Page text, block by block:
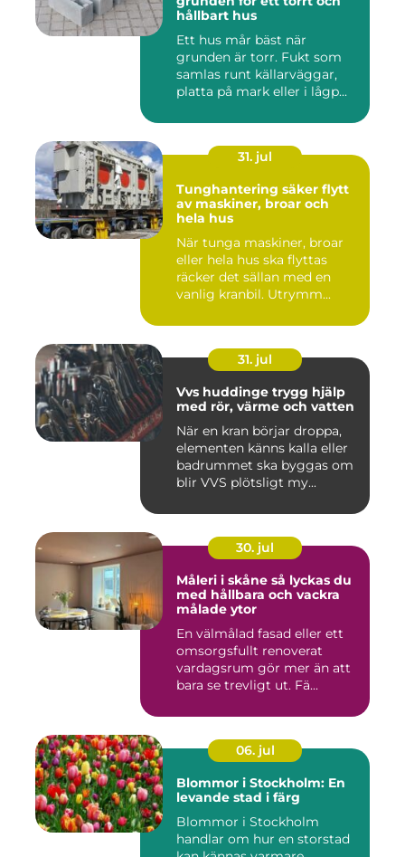
hållbart hus
Ett hus mår bäst när
grunden är torr. Fukt som
samlas runt källarväggar,
platta på mark eller i lågp...
31. jul
Tunghantering säker flytt
av maskiner, broar och
hela hus
När tunga maskiner, broar
eller hela hus ska flyttas
räcker det sällan med en
vanlig kranbil. Utrymm...
31. jul
Vvs huddinge trygg hjälp
med rör, värme och vatten
När en kran börjar droppa,
elementen känns kalla eller
badrummet ska byggas om
blir VVS plötsligt my...
30. jul
Måleri i skåne så lyckas du
med hållbara och vackra
målade ytor
En välmålad fasad eller ett
omsorgsfullt renoverat
vardagsrum gör mer än att
bara se trevligt ut. Fä...
06. jul
Blommor i Stockholm: En
levande stad i färg
Blommor i Stockholm
handlar om hur en storstad